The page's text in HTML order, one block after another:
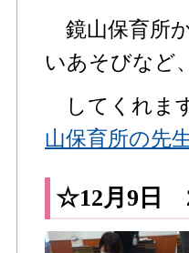
鏡山保育所
いあそびなど
してくれま
山保育所の先
☆12月9日